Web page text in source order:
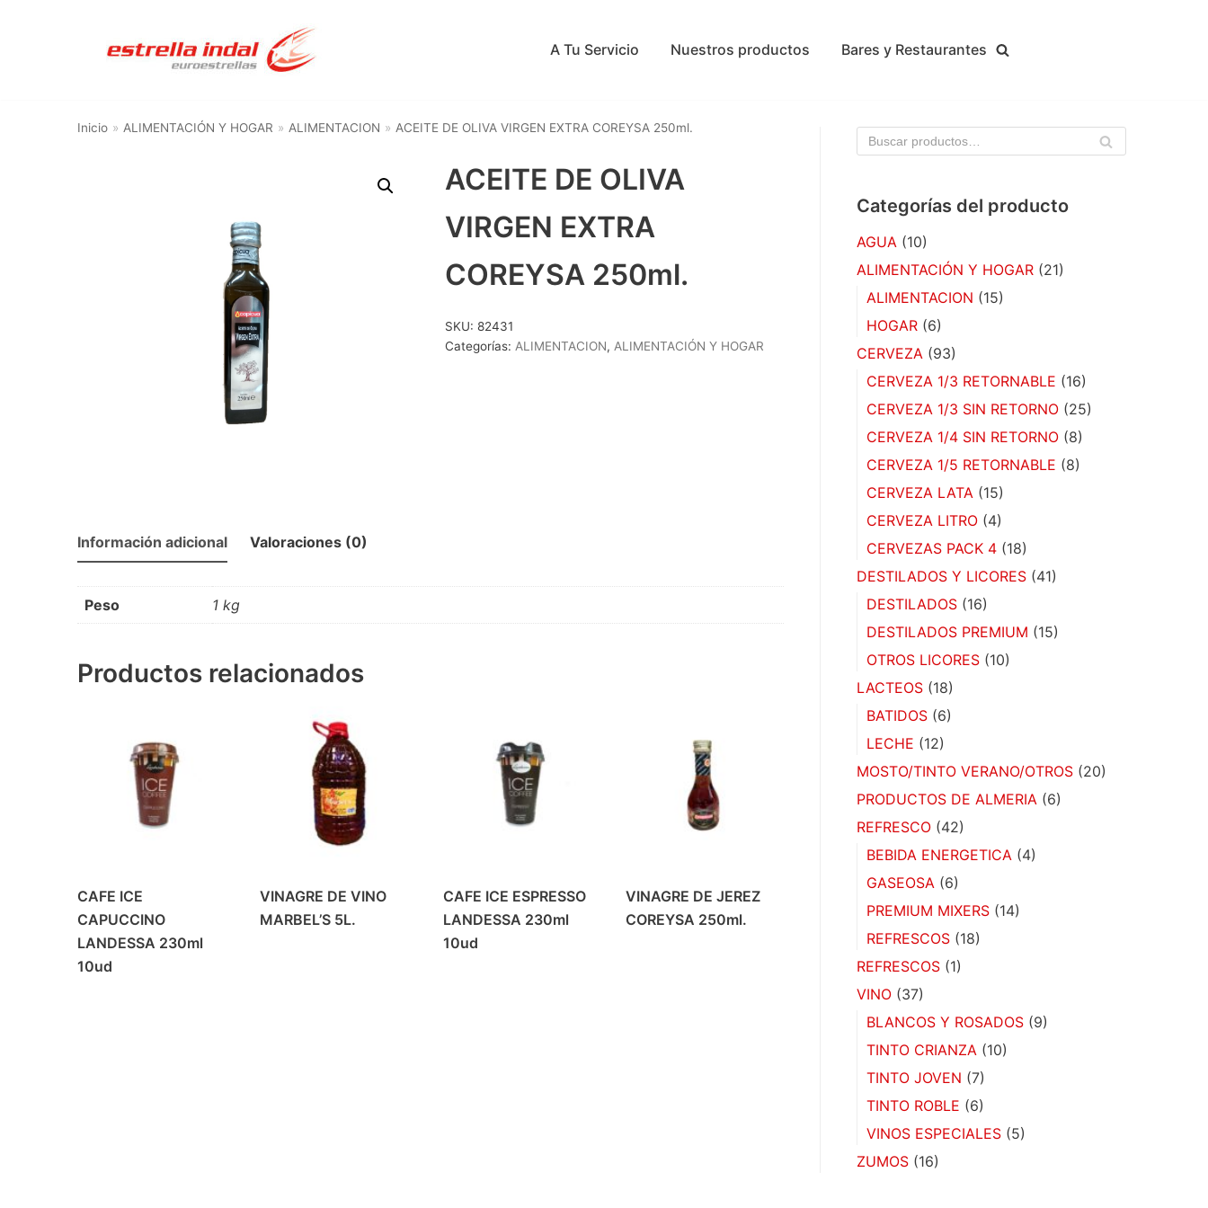
A Tu Servicio Nuestros productos Bares y Restaurantes
Inicio » ALIMENTACIÓN Y HOGAR » ALIMENTACION » ACEITE DE OLIVA VIRGEN EXTRA COREYSA 250ml.
ACEITE DE OLIVA
VIRGEN EXTRA
COREYSA 250ml.
SKU: 82431
Categorías: ALIMENTACION, ALIMENTACIÓN Y HOGAR
Información adicional Valoraciones (0)
Peso 1 kg
Productos relacionados
CAFE ICE
CAPUCCINO
LANDESSA 230ml
10ud
VINAGRE DE VINO
MARBEL’S 5L.
CAFE ICE ESPRESSO
LANDESSA 230ml
10ud
VINAGRE DE JEREZ
COREYSA 250ml.
BU
Categorías del producto
AGUA (10)
ALIMENTACIÓN Y HOGAR (21)
ALIMENTACION (15)
HOGAR (6)
CERVEZA (93)
CERVEZA 1/3 RETORNABLE (16)
CERVEZA 1/3 SIN RETORNO (25)
CERVEZA 1/4 SIN RETORNO (8)
CERVEZA 1/5 RETORNABLE (8)
CERVEZA LATA (15)
CERVEZA LITRO (4)
CERVEZAS PACK 4 (18)
DESTILADOS Y LICORES (41)
DESTILADOS (16)
DESTILADOS PREMIUM (15)
OTROS LICORES (10)
LACTEOS (18)
BATIDOS (6)
LECHE (12)
MOSTO/TINTO VERANO/OTROS (20)
PRODUCTOS DE ALMERIA (6)
REFRESCO (42)
BEBIDA ENERGETICA (4)
GASEOSA (6)
PREMIUM MIXERS (14)
REFRESCOS (18)
REFRESCOS (1)
VINO (37)
BLANCOS Y ROSADOS (9)
TINTO CRIANZA (10)
TINTO JOVEN (7)
TINTO ROBLE (6)
VINOS ESPECIALES (5)
ZUMOS (16)